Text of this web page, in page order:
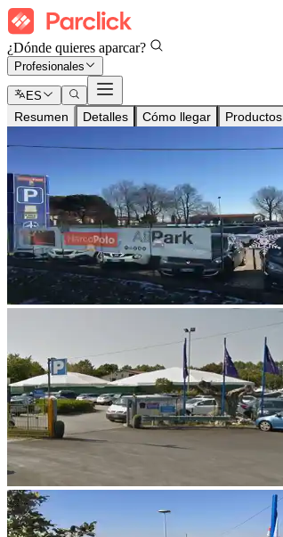
¿Dónde quieres aparcar?
Profesionales
ES
Resumen Detalles Cómo llegar Productos